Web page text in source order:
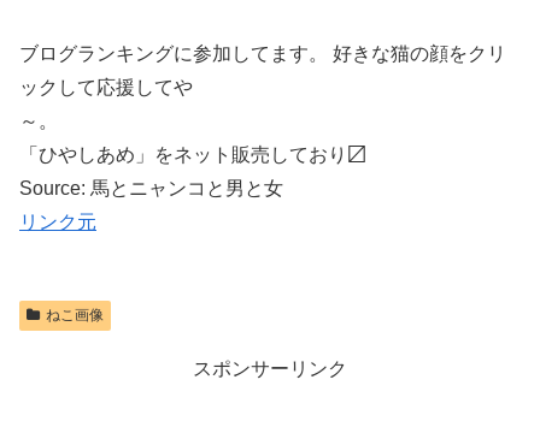
ブログランキングに参加してます。 好きな猫の顔をクリ
ックして応援してや
～。
「ひやしあめ」をネット販売しており〼
Source: 馬とニャンコと男と女
リンク元
ねこ画像
スポンサーリンク